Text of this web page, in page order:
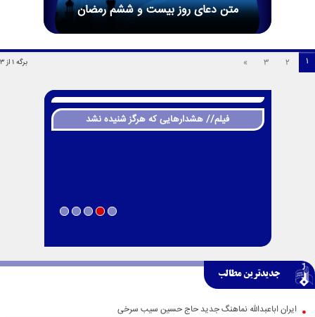
متن دعاى روز بیست و ششم رمضان
برگه 1 از 3 1
2
3
»
فیلم// هشدارهایی که هرگز شنیده نشد
جدیدترین مطالب
ایران اباعبدالله نماهنگ جدید حاج حسین سیب سرخی